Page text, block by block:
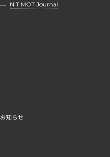
NIT MOT Journal
お知らせ